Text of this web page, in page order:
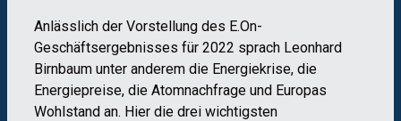
Anlässlich der Vorstellung des E.On-
Geschäftsergebnisses für 2022 sprach Leonhard
Birnbaum unter anderem die Energiekrise, die
Energiepreise, die Atomnachfrage und Europas
Wohlstand an. Hier die drei wichtigsten